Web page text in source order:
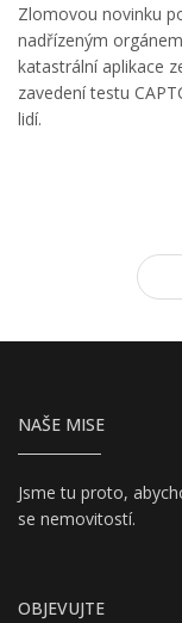
Zlomovou novinku
nadřízeným
katastrální aplikace
zavedení testu
lidí.
NAŠE MISE
Jsme tu proto,
se nemovitostí.
OBJEVUJTE